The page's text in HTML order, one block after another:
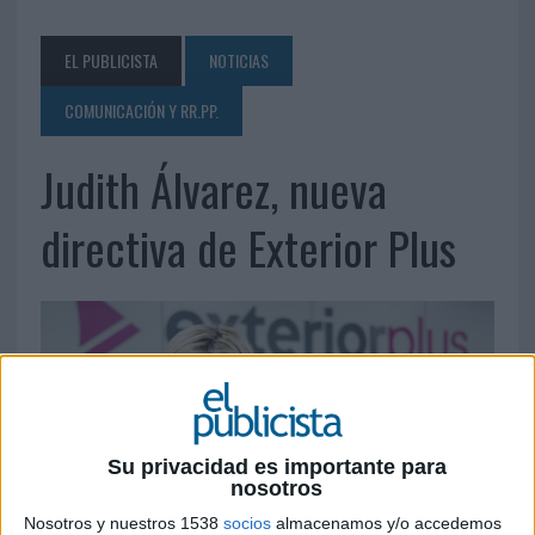
Su privacidad es importante para
nosotros
Nosotros y nuestros 1538 socios almacenamos y/o accedemos
EL PUBLICISTA
NOTICIAS
COMUNICACIÓN Y RR.PP.
Judith Álvarez, nueva
directiva de Exterior Plus